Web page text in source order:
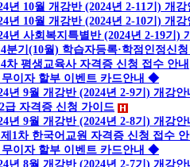
년 10월 개강반 (2024년 2-11기) 개강
년 10월 개강반 (2024년 2-10기) 개강
년 사회복지특별반 (2024년 2-19기)
분기(10월) 학습자등록·학점인정신
차 평생교육사 자격증 신청 접수 안내
이자 할부 이벤트 카드안내 ◆
년 9월 개강반 (2024년 2-9기) 개강안
급 자격증 신청 가이드
년 9월 개강반 (2024년 2-8기) 개강안
1차 한국어교원 자격증 신청 접수
이자 할부 이벤트 카드안내 ◆
년 8월 개강반 (2024년 2-7기) 개강안